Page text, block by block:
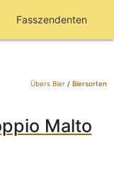
Fasszendenten
Übers Bier/ Biersorten
Malto